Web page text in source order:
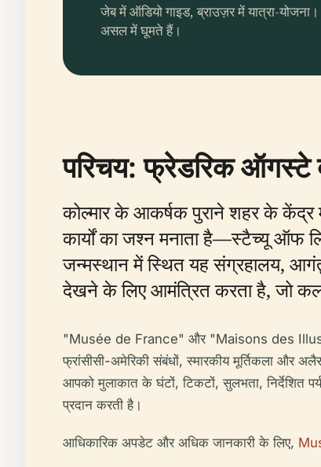
जेब में ऑडियो गाइड, ब्राउज़र में यात्रा-
असल में घूमते हैं।
परिचय: फ्रेडरिक ऑगस्टे
कोल्मार के आकर्षक पुराने शहर के
कार्यों का जश्न मनाता है—स्टैच्यू ऑफ
जन्मस्थान में स्थित यह संग्रहालय,
देखने के लिए आमंत्रित करता है, जो
"Musée de France" और "Maisons des
फ्रांसीसी-अमेरिकी संबंधों, स्मारकीय मूर्तिकला और
आपको मुलाकात के घंटों, टिकटों, सुलभता, निर्देशित
प्रदान करती है।
आधिकारिक अपडेट और अधिक जानकारी के लिए,